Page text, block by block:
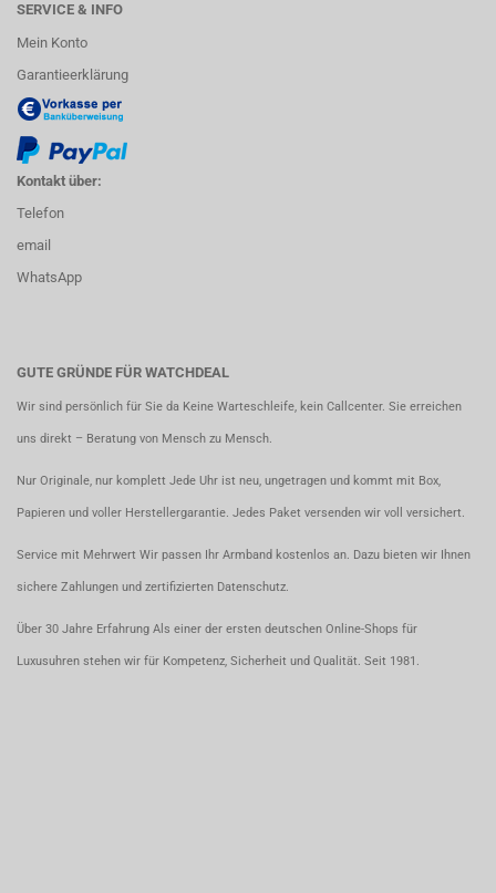
SERVICE & INFO
Mein Konto
Garantieerklärung
Kontakt über:
Telefon
email
WhatsApp
GUTE GRÜNDE FÜR WATCHDEAL
Wir sind persönlich für Sie da Keine Warteschleife, kein Callcenter. Sie erreichen
uns direkt – Beratung von Mensch zu Mensch.
Nur Originale, nur komplett Jede Uhr ist neu, ungetragen und kommt mit Box,
Papieren und voller Herstellergarantie. Jedes Paket versenden wir voll versichert.
Service mit Mehrwert Wir passen Ihr Armband kostenlos an. Dazu bieten wir Ihnen
sichere Zahlungen und zertifizierten Datenschutz.
Über 30 Jahre Erfahrung Als einer der ersten deutschen Online-Shops für
Luxusuhren stehen wir für Kompetenz, Sicherheit und Qualität. Seit 1981.